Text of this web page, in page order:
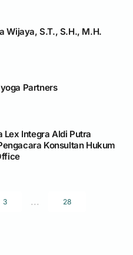
Wijaya, S.T., S.H., M.H.
Partners
Lex Integra Aldi Putra
Konsultan Hukum
3 ... 28